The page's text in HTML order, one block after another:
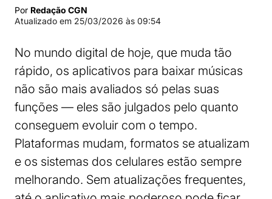
Por Redação CGN
Atualizado em 25/03/2026 às 09:54
No mundo digital de hoje, que muda tão
rápido, os aplicativos para baixar músicas
não são mais avaliados só pelas suas
funções — eles são julgados pelo quanto
conseguem evoluir com o tempo.
Plataformas mudam, formatos se atualizam
e os sistemas dos celulares estão sempre
melhorando. Sem atualizações frequentes,